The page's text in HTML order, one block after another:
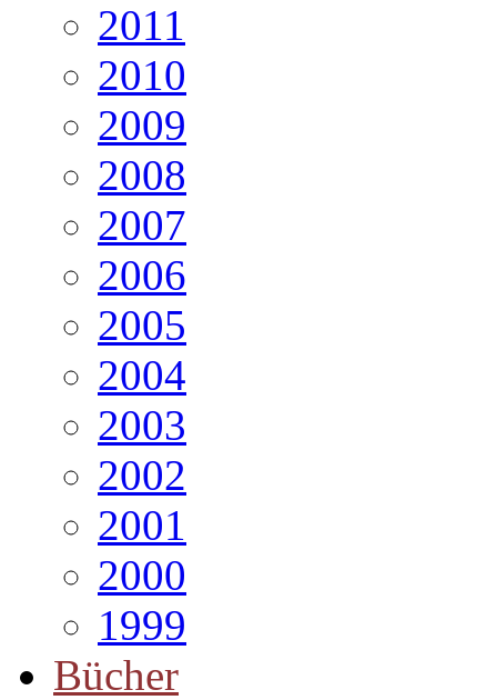
2011
2010
2009
2008
2007
2006
2005
2004
2003
2002
2001
2000
1999
Bücher